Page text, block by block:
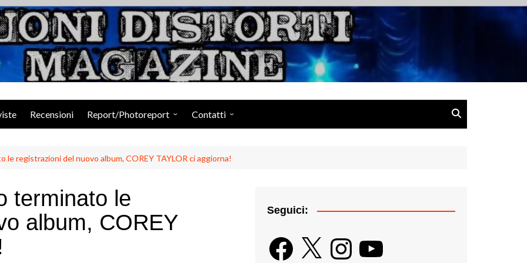
Suoni Distorti Magazine
Recensioni Report/Photoreport Contatti
le registrazioni del nuovo album, COREY TAYLOR ci aggiorna!
terminato le
album, COREY
Seguici:
Facebook
X InstagramYouTube